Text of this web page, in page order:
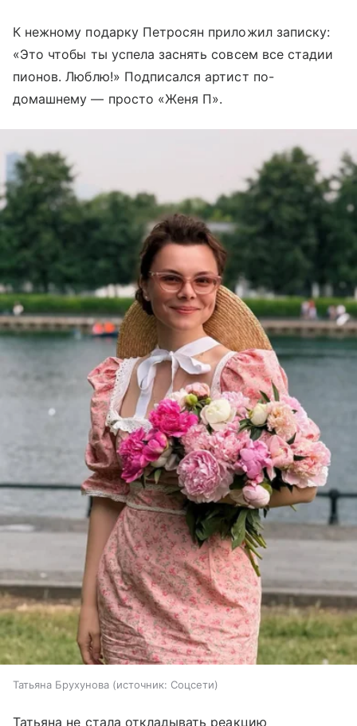
К нежному подарку Петросян приложил записку:
«Это чтобы ты успела заснять совсем все стадии
пионов. Люблю!» Подписался артист по-
домашнему — просто «Женя П».
Татьяна Брухунова источник: Соцсети
Татьяна не стала откладывать реакцию